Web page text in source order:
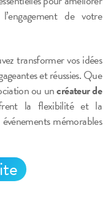
de votre
transformer vos idées
et réussies. Que
ou uncréateur de
la flexibilité et la
mémorables